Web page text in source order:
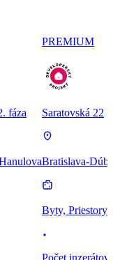
fáza
PREMIUM
Saratovská 22
Bratislava-
Byty, Priestory